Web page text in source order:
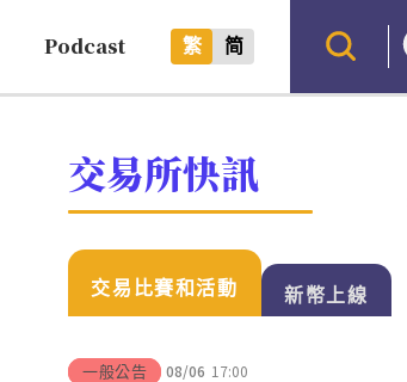
Podcast 繁 简
交易所快訊
交易比賽和活動 新幣上線
一般公告 08/06 17:00